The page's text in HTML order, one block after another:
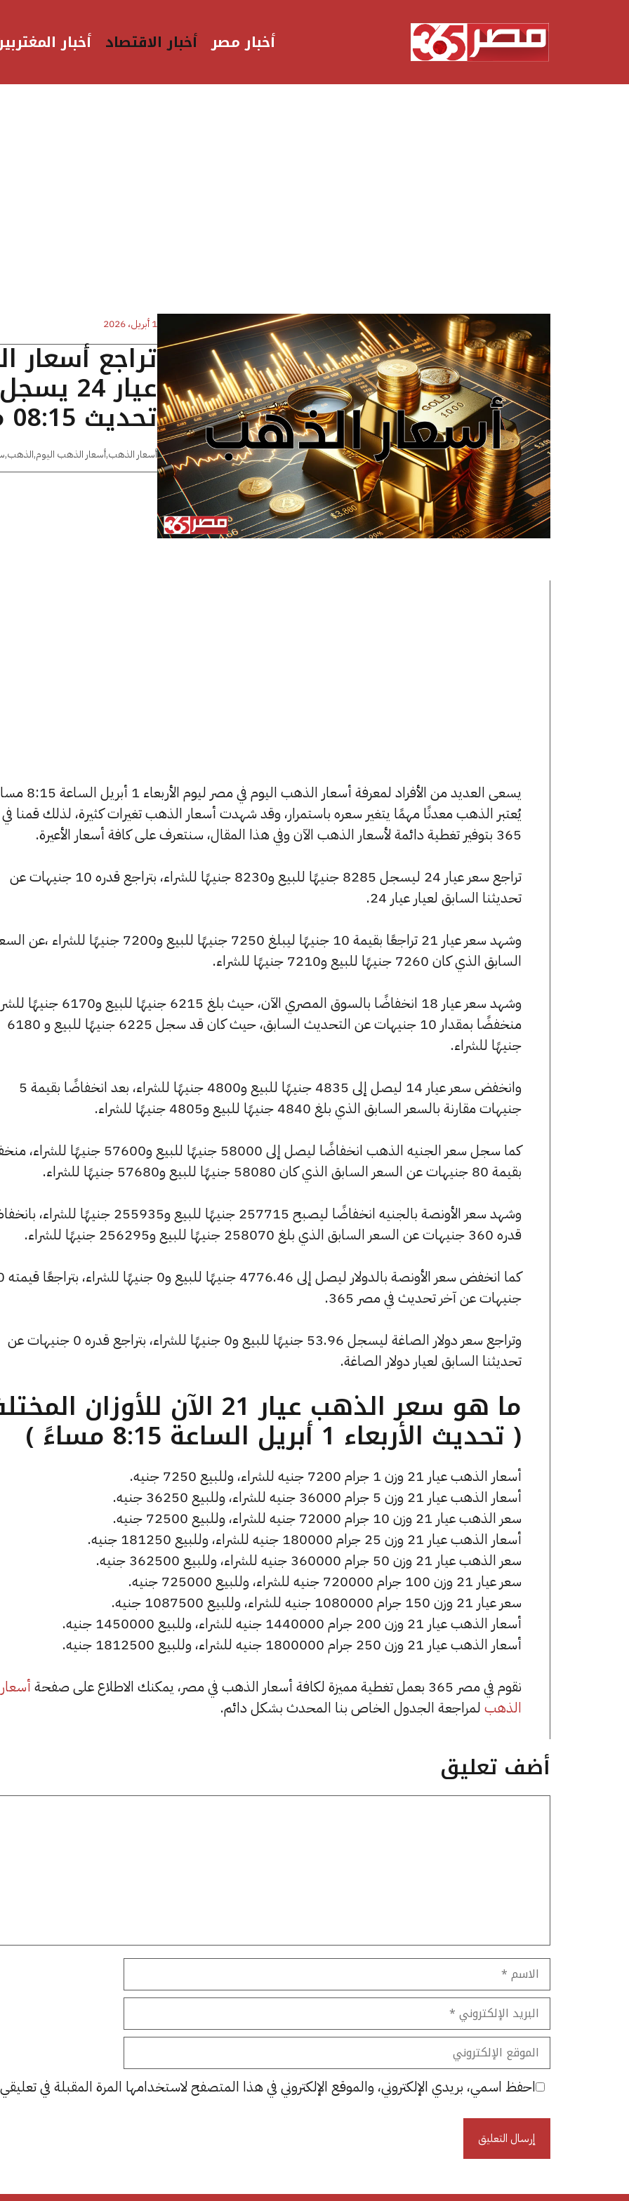
أخبار مصر أخبار الاقتصاد أخبار
1 أبريل، 2026
تراجع
تحديث 08:15 مساءًا
أسعار الذهب,أسعار الذهب اليوم,الذهب,
يسعى العديد من الأفراد لمعرفة أسعار الذهب اليوم في مصر
يُعتبر الذهب معدنًا مهمًا يتغير سعره باستمرار، وقد شهدت أسعار الذهب تغيرات كثيرة، لذلك قمنا
365 بتوفير تغطية دائمة لأسعار الذهب الآن وفي هذا المقال، سنتعرف على كافة أسعار الأعيرة.
تراجع سعر عيار 24 ليسجل 8285 جنيهًا للبيع و8230 جنيهًا للشراء، بتراجع قدره 10 جنيهات عن
تحديثنا السابق لعيار عيار 24.
وشهد سعر عيار 21 تراجعًا بقيمة 10 جنيهًا ليبلغ 7250 جنيهًا للبيع و7200 جنيهًا للشراء ،عن
السابق الذي كان 7260 جنيهًا للبيع و7210 جنيهًا للشراء.
وشهد سعر عيار 18 انخفاضًا بالسوق المصري الآن، حيث بلغ 6215 جنيهًا للبيع
منخفضًا بمقدار 10 جنيهات عن التحديث السابق، حيث كان قد سجل 6225 جنيهًا للبيع و 6180
جنيهًا للشراء.
وانخفض سعر عيار 14 ليصل إلى 4835 جنيهًا للبيع و4800 جنيهًا للشراء، بعد انخفاضًا بقيمة 5
جنيهات مقارنة بالسعر السابق الذي بلغ 4840 جنيهًا للبيع و4805 جنيهًا للشراء.
كما سجل سعر الجنيه الذهب انخفاضًا ليصل إلى 58000 جنيهًا للبيع و57600
بقيمة 80 جنيهات عن السعر السابق الذي كان 58080 جنيهًا للبيع و57680 جنيهًا للشراء.
وشهد سعر الأونصة بالجنيه انخفاضًا ليصبح 257715 جنيهًا للبيع و255935 جنيهًا
قدره 360 جنيهات عن السعر السابق الذي بلغ 258070 جنيهًا للبيع و256295 جنيهًا للشراء.
كما انخفض سعر الأونصة بالدولار
جنيهات عن آخر تحديث في مصر 365.
وتراجع سعر دولار الصاغة ليسجل 53.96 جنيهًا للبيع و0 جنيهًا للشراء، بتراجع قدره 0 جنيهات عن
تحديثنا السابق لعيار دولار الصاغة.
ما هو سعر الذهب عيار 21 الآن للأوزان
( تحديث الأربعاء 1 أبريل الساعة 8:15 مساءً )
أسعار الذهب عيار 21 وزن 1 جرام 7200 جنيه للشراء، وللبيع 7250 جنيه.
أسعار الذهب عيار 21 وزن 5 جرام 36000 جنيه للشراء، وللبيع 36250 جنيه.
سعر الذهب عيار 21 وزن 10 جرام 72000 جنيه للشراء، وللبيع 72500 جنيه.
أسعار الذهب عيار 21 وزن 25 جرام 180000 جنيه للشراء، وللبيع 181250 جنيه.
سعر الذهب عيار 21 وزن 50 جرام 360000 جنيه للشراء، وللبيع 362500 جنيه.
سعر عيار 21 وزن 100 جرام 720000 جنيه للشراء، وللبيع 725000 جنيه.
سعر عيار 21 وزن 150 جرام 1080000 جنيه للشراء، وللبيع 1087500 جنيه.
أسعار الذهب عيار 21 وزن 200 جرام 1440000 جنيه للشراء، وللبيع 1450000 جنيه.
أسعار الذهب عيار 21 وزن 250 جرام 1800000 جنيه للشراء، وللبيع 1812500 جنيه.
نقوم في مصر 365 بعمل تغطية مميزة لكافة أسعار الذهب في مصر، يمكنك الاطلاع على صفحة
أسعار
الذهب لمراجعة الجدول الخاص بنا المحدث بشكل دائم.
أضف تعليق
الاسم
البريد
الإلكتروني
الموقع
الإلكتروني
احفظ اسمي، بريدي الإلكتروني، والموقع الإلكتروني في هذا المتصفح لاستخدامها المرة المقبلة في